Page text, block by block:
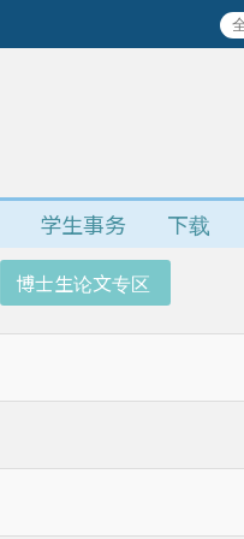
学生事务 下载
博士生论文专区